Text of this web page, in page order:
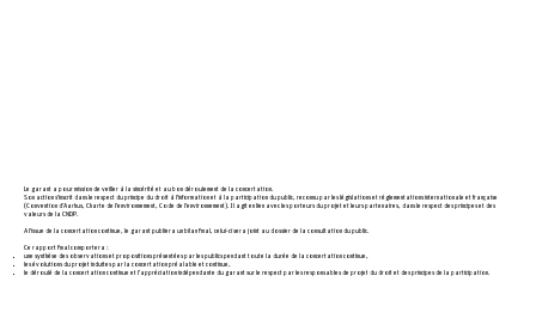
Le garant a pour mission de veiller à la sincérité et au bon déroulement de la concertation.
Son action s’inscrit dans le respect du principe du droit à l’information et à la participation du public, reconnu par les législations et réglementations internationale et française
(Convention d’Aarhus, Charte de l’environnement, Code de l’environnement). Il agit en lien avec les porteurs du projet et leurs partenaires, dans le respect des principes et des
valeurs de la CNDP.
A l'issue de la concertation continue, le garant publiera un bilan final, celui-ci sera joint au dossier de la consultation du public.
Ce rapport final comportera :
une synthèse des observations et propositions présentées par les publics pendant toute la durée de la concertation continue,
les évolutions du projet induites par la concertation préalable et continue,
le déroulé de la concertation continue et l’appréciation indépendante du garant sur le respect par les responsables de projet du droit et des principes de la participation.